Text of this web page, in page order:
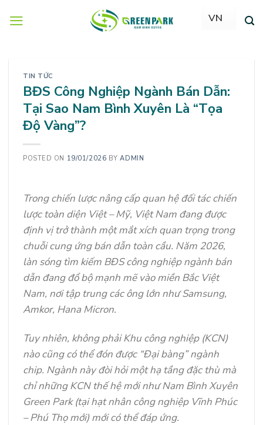
TIN TỨC
BĐS Công Nghiệp Ngành Bán Dẫn:
Tại Sao Nam Bình Xuyên Là “Tọa
Độ Vàng”?
POSTED ON 19/01/2026 BYADMIN
Trong chiến lược nâng cấp quan hệ đối tác chiến
lược toàn diện Việt – Mỹ, Việt Nam đang được
định vị trở thành một mắt xích quan trọng trong
chuỗi cung ứng bán dẫn toàn cầu. Năm 2026,
làn sóng tìm kiếm BĐS công nghiệp ngành bán
dẫn đang đổ bộ mạnh mẽ vào miền Bắc Việt
Nam, nơi tập trung các ông lớn như Samsung,
Amkor, Hana Micron.
Tuy nhiên, không phải Khu công nghiệp (KCN)
nào cũng có thể đón được “Đại bàng” ngành
chip. Ngành này đòi hỏi một hạ tầng đặc thù mà
chỉ những KCN thế hệ mới như Nam Bình Xuyên
Green Park (tại hạt nhân công nghiệp Vĩnh Phúc
– Phú Thọ mới) mới có thể đáp ứng.